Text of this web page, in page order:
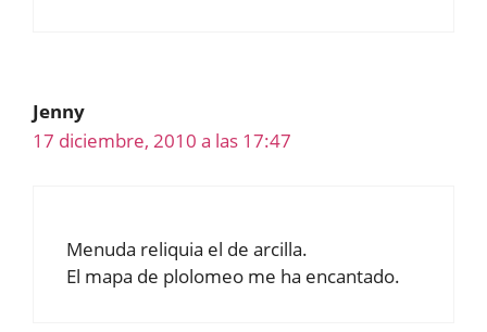
Jenny
17 diciembre, 2010 a las 17:47
Menuda reliquia el de arcilla.
El mapa de plolomeo me ha encantado.